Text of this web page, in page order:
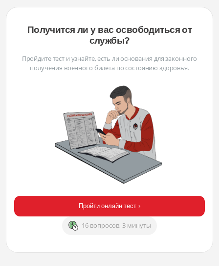
Получится ли у вас освободиться от
службы?
Пройдите тест и узнайте, есть ли основания для законного
получения военного билета по состоянию здоровья.
Пройти онлайн тест ›
16 вопросов, 3 минуты